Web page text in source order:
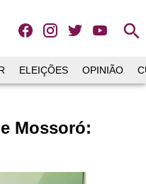
search
ELEIÇÕES OPINIÃO
Mossoró: